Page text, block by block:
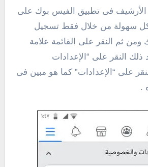
فى تطبيق الفيس بوك على
بكل سهولة من خلال فقط تسجيل
ومن ثم النقر على القائمة علامة
ذلك النقر على “الإعدادات
على “الإعدادات” كما هو مبين فى
.